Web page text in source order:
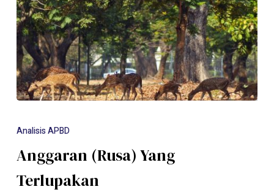
Analisis APBD
Anggaran (Rusa) Yang
Terlupakan